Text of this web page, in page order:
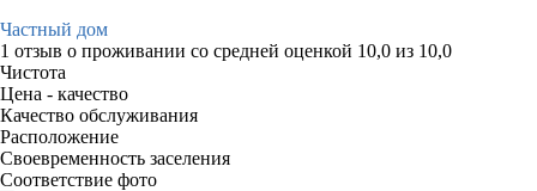
Частный дом
1 отзыв о проживании со средней оценкой 10,0 из 10,0
Чистота
Цена - качество
Качество обслуживания
Расположение
Своевременность заселения
Соответствие фото